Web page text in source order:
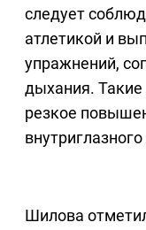
следует
атлетикой и
упражнений,
дыхания. Такие
резкое
Шилова